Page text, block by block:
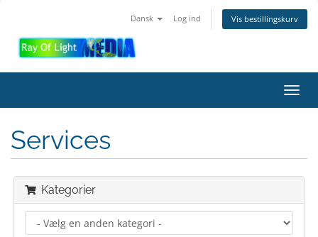
Dansk Log ind Vis bestillingskurv
Services
Kategorier